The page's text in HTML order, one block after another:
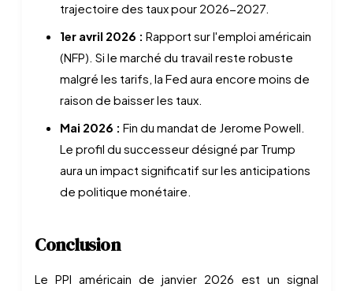
trajectoire des taux pour 2026-2027.
1er avril 2026 : Rapport sur l'emploi américain
(NFP). Si le marché du travail reste robuste
malgré les tarifs, la Fed aura encore moins de
raison de baisser les taux.
Mai 2026 : Fin du mandat de Jerome Powell.
Le profil du successeur désigné par Trump
aura un impact significatif sur les anticipations
de politique monétaire.
Conclusion
Le PPI américain de janvier 2026 est un signal